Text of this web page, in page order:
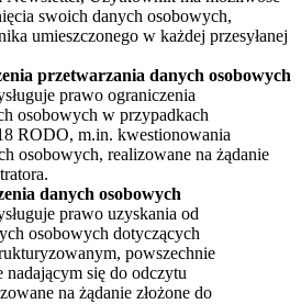
swoich danych osobowych,
umieszczonego w każdej przesyłanej
przetwarzania danych osobowych
prawo ograniczenia
osobowych w przypadkach
RODO, m.in. kwestionowania
osobowych, realizowane na żądanie
danych osobowych
prawo uzyskania od
osobowych dotyczących
powszechnie
się do odczytu
na żądanie złożone do